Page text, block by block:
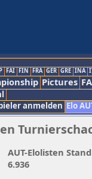
FAI FIN FRA GER GRE INA
Pictures
anmelden Elo
AUT-Elolisten
6.936